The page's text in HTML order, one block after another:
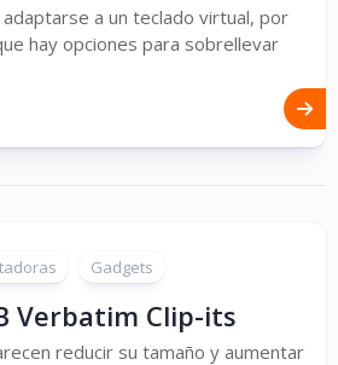
a un teclado virtual, por
hay opciones para sobrellevar
Gadgets
Verbatim Clip-its
reducir su tamaño y aumentar